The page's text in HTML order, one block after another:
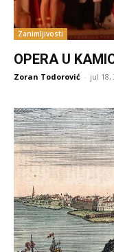
Zanimljivosti
OPERA U
Zoran Todorović - jul 18,